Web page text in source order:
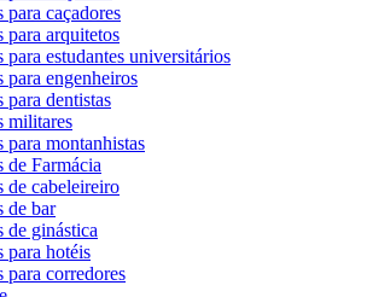
para caçadores
para arquitetos
para estudantes universitários
para engenheiros
para dentistas
militares
para montanhistas
de Farmácia
de cabeleireiro
de bar
de ginástica
para hotéis
para corredores